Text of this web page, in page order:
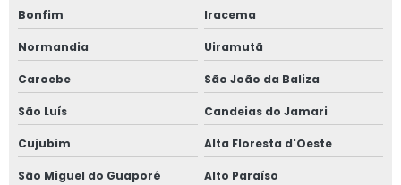
Bonfim Iracema
Normandia Uiramutã
Caroebe São João da Baliza
São Luís Candeias do Jamari
Cujubim Alta Floresta d'Oeste
São Miguel do Guaporé Alto Paraíso